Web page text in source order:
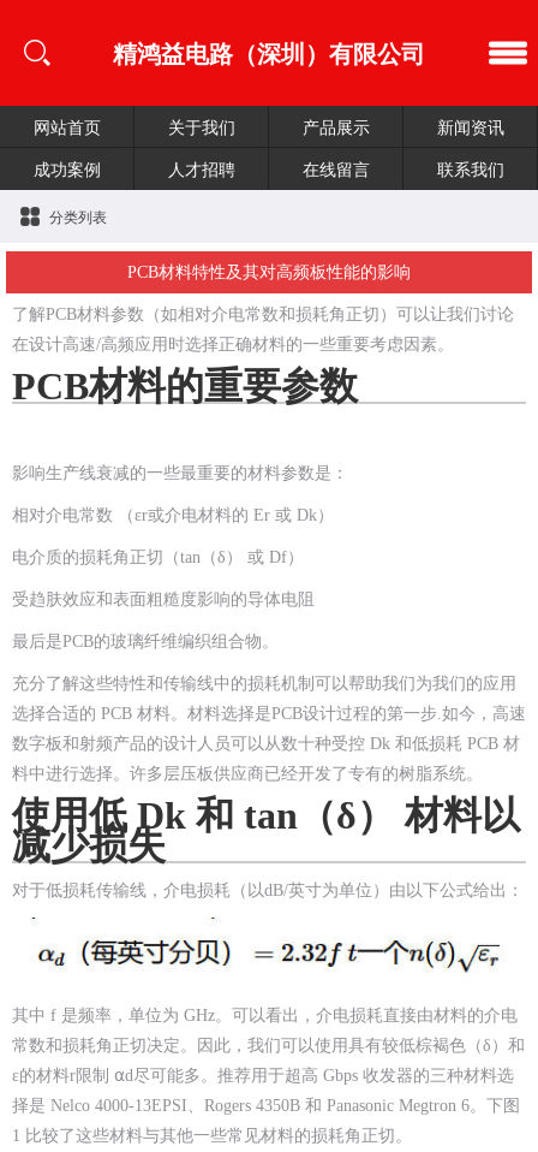
精鸿益电路（深圳）有限公司
网站首页 关于我们 产品展示
新闻资讯
成功案例
人才招聘 在线留言 联系我们
分类列表
PCB材料特性及其对高频板性能的影响
了解PCB材料参数（如相对介电常数和损耗角正切）可以让我们讨论
在设计高速/高频应用时选择正确材料的一些重要考虑因素。
PCB材料的重要参数
影响生产线衰减的一些最重要的材料参数是：
相对介电常数 （εr或介电材料的 Er 或 Dk）
电介质的损耗角正切（tan（δ） 或 Df）
受趋肤效应和表面粗糙度影响的导体电阻
最后是PCB的玻璃纤维编织组合物。
充分了解这些特性和传输线中的损耗机制可以帮助我们为我们的应用
选择合适的 PCB 材料。材料选择是PCB设计过程的第一步.如今，高速
数字板和射频产品的设计人员可以从数十种受控 Dk 和低损耗 PCB 材
料中进行选择。许多层压板供应商已经开发了专有的树脂系统。
使用低 Dk 和 tan（δ） 材料以
减少损失
对于低损耗传输线，介电损耗（以dB/英寸为单位）由以下公式给出：
其中 f 是频率，单位为 GHz。可以看出，介电损耗直接由材料的介电
常数和损耗角正切决定。因此，我们可以使用具有较低棕褐色（δ）和
ε的材料r限制 ⍺d尽可能多。推荐用于超高 Gbps 收发器的三种材料选
择是 Nelco 4000-13EPSI、Rogers 4350B 和 Panasonic Megtron 6。下图
1 比较了这些材料与其他一些常见材料的损耗角正切。